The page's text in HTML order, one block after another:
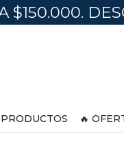
$150.000.
PRODUCTOS 🔥